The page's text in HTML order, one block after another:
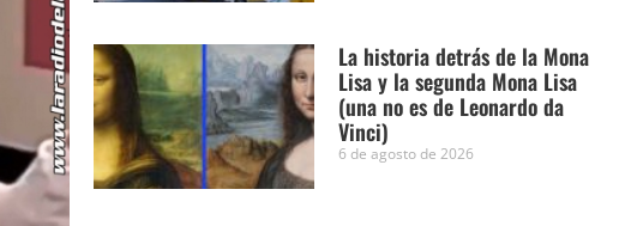
La historia detrás de la Mona
Lisa y la segunda Mona Lisa
(una no es de Leonardo da
Vinci)
6 de agosto de 2026